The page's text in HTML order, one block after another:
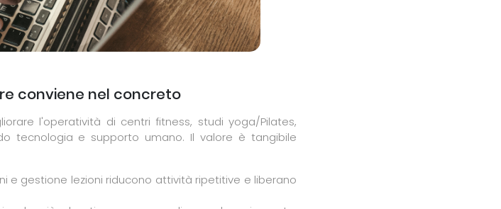
conviene nel concreto
l'operatività di centri fitness, studi yoga/Pilates,
tecnologia e supporto umano. Il valore è tangibile
e gestione lezioni riducono attività ripetitive e liberano